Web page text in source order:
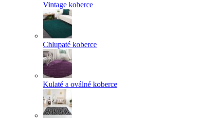
Vintage koberce
Chlupaté koberce
Kulaté a oválné koberce